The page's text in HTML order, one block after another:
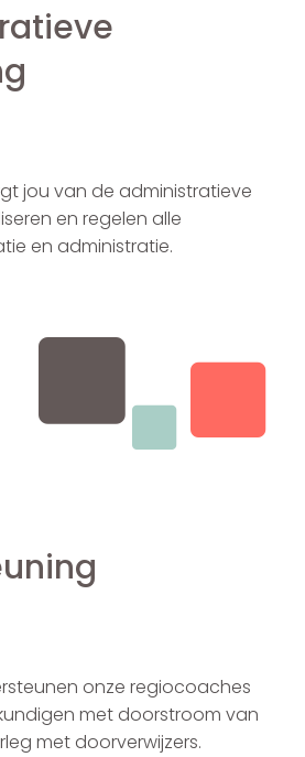
jou van de administratieve
en regelen alle
en administratie.
onze regiocoaches
met doorstroom van
met doorverwijzers.